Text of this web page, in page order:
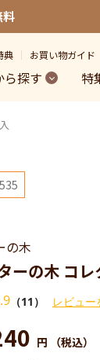
料
典 お買い物ガイド
ら探す 特
の木
ーの木 コ
（11） レビュー
円
（税込）